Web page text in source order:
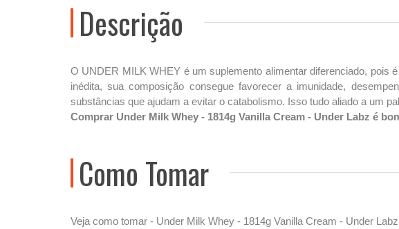
Descrição
O UNDER MILK WHEY é um suplemento alimentar diferenciado, pois
inédita, sua composição consegue favorecer a imunidade,
substâncias que ajudam a evitar o catabolismo. Isso tudo aliado a um
Comprar Under Milk Whey - 1814g Vanilla Cream - Under Labz é
Como Tomar
Veja como tomar - Under Milk Whey - 1814g Vanilla Cream - Under Labz